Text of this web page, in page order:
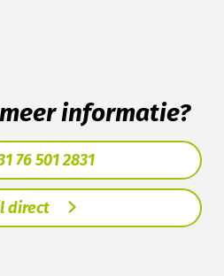
informatie?
76 501 2831
direct